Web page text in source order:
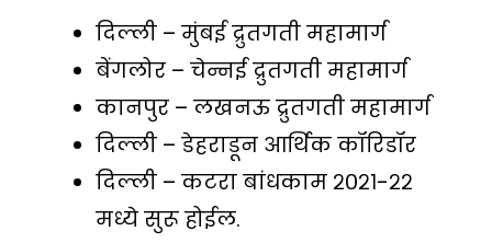
दिल्ली – मुंबई द्रुतगती महामार्ग
बेंगलोर – चेन्नई द्रुतगती महामार्ग
कानपुर – लखनऊ द्रुतगती महामार्ग
दिल्ली – डेहराडून आर्थिक कॉरिडॉर
दिल्ली – कटरा बांधकाम २०२१-२२
मध्ये सुरू होईल.